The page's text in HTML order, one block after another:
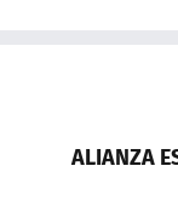
ALIANZA